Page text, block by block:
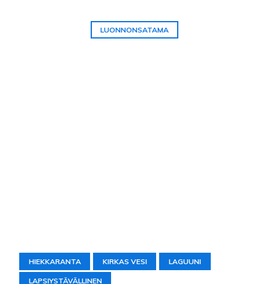
LUONNONSATAMA
HIEKKARANTA KIRKAS VESI LAGUUNI
LAPSIYSTÄVÄLLINEN